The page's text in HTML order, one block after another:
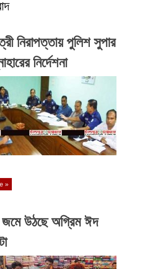
নিরাপত্তায় পুলিশ সুপার
নির্দেশনা
»
জমে উঠছে অগ্রিম ঈদ